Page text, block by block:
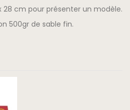
28 cm pour présenter un modèle.
500gr de sable fin.